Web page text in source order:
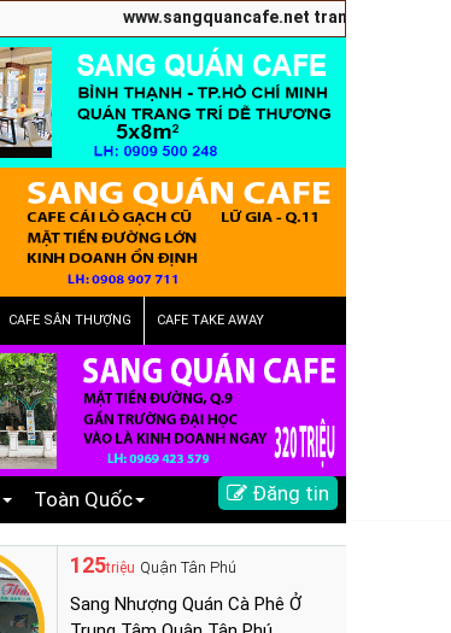
www.sangquancafe.net trang chuyên quảng
CAFE SÂN THƯỢNG CAFE TAKE AWAY
Toàn Quốc Đăng tin
125triệu Quận Tân Phú
Sang Nhượng Quán Cà Phê Ở